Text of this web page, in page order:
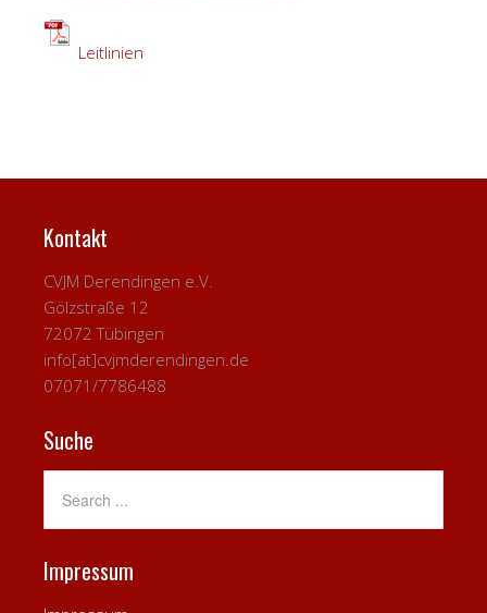
Leitlinien
Kontakt
CVJM Derendingen e.V.
Gölzstraße 12
72072 Tübingen
info[at]cvjmderendingen.de
07071/7786488
Suche
Impressum